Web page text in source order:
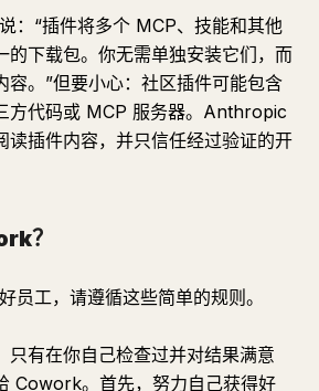
：“插件将多个 MCP、技能和其他
的下载包。你无需单独安装它们，而
容。”但要小心：社区插件可能包含
方代码或 MCP 服务器。Anthropic
读插件内容，并只信任经过验证的开
？
员工，请遵循这些简单的规则。
只有在你自己检查过并对结果满意
Cowork。首先，努力自己获得好